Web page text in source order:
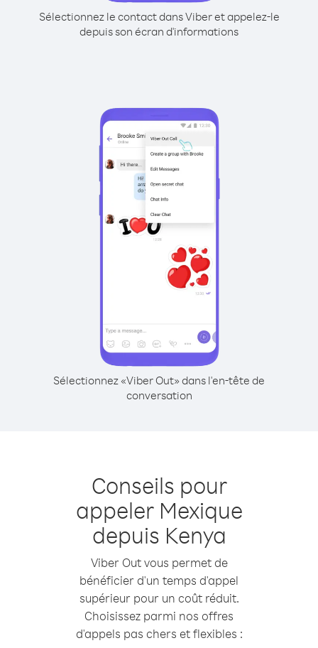
Sélectionnez le contact dans Viber et appelez-le
depuis son écran d'informations
Sélectionnez «Viber Out» dans l'en-tête de
conversation
Conseils pour
appeler Mexique
depuis Kenya
Viber Out vous permet de
bénéficier d'un temps d'appel
supérieur pour un coût réduit.
Choisissez parmi nos offres
d'appels pas chers et flexibles :